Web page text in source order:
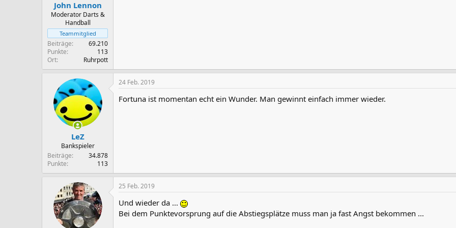
John Lennon
Moderator Darts &
Handball
Teammitglied
Beiträge
69.210
Punkte
113
Ort
Ruhrpott
LeZ
Bankspieler
Beiträge
34.878
Punkte
113
24 Feb. 2019
Fortuna ist momentan echt ein Wunder. Man gewinnt einfach immer wieder.
25 Feb. 2019
Und wieder da ...
Bei dem Punktevorsprung auf die Abstiegsplätze muss man ja fast Angst bekommen ...